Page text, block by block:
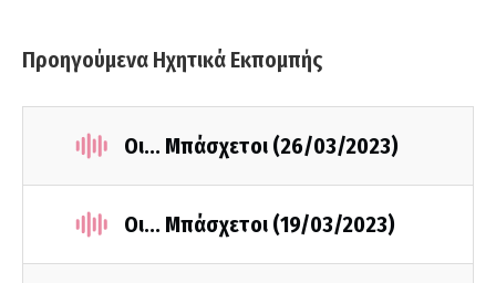
Προηγούμενα Ηχητικά Εκπομπής
Οι... Μπάσχετοι (26/03/2023)
Οι... Μπάσχετοι (19/03/2023)